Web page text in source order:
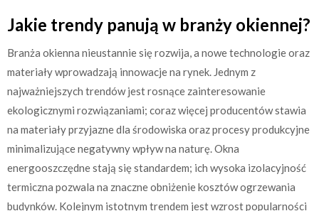
Jakie trendy panują w branży okiennej?
Branża okienna nieustannie się rozwija, a nowe technologie oraz
materiały wprowadzają innowacje na rynek. Jednym z
najważniejszych trendów jest rosnące zainteresowanie
ekologicznymi rozwiązaniami; coraz więcej producentów stawia
na materiały przyjazne dla środowiska oraz procesy produkcyjne
minimalizujące negatywny wpływ na naturę. Okna
energooszczędne stają się standardem; ich wysoka izolacyjność
termiczna pozwala na znaczne obniżenie kosztów ogrzewania
budynków. Kolejnym istotnym trendem jest wzrost popularności